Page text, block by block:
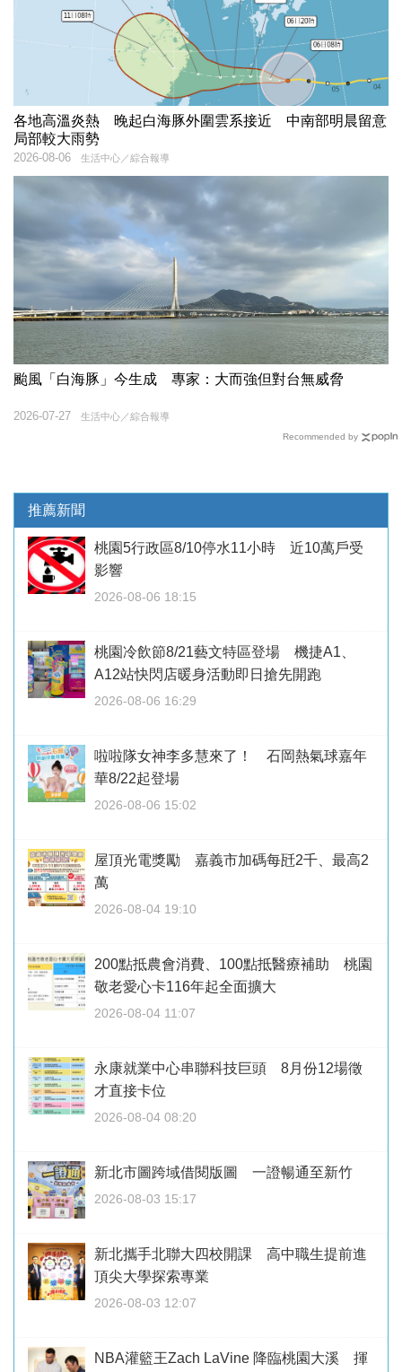
各地高溫炎熱 晚起白海豚外圍雲系接近 中南部明晨留意
局部較大雨勢
生活中心／綜合報導
2026-08-06
颱風「白海豚」今生成 專家：大而強但對台無威脅
生活中心／綜合報導
2026-07-27
Recommended by
推薦新聞
桃園5行政區8/10停水11小時 近10萬戶受
影響
2026-08-06 18:15
桃園冷飲節8/21藝文特區登場 機捷A1、
A12站快閃店暖身活動即日搶先開跑
2026-08-06 16:29
啦啦隊女神李多慧來了！ 石岡熱氣球嘉年
華8/22起登場
2026-08-06 15:02
屋頂光電獎勵 嘉義市加碼每瓩2千、最高2
萬
2026-08-04 19:10
200點抵農會消費、100點抵醫療補助 桃園
敬老愛心卡116年起全面擴大
2026-08-04 11:07
永康就業中心串聯科技巨頭 8月份12場徵
才直接卡位
2026-08-04 08:20
新北市圖跨域借閱版圖 一證暢通至新竹
2026-08-03 15:17
新北攜手北聯大四校開課 高中職生提前進
頂尖大學探索專業
2026-08-03 12:07
NBA灌籃王Zach LaVine 降臨桃園大溪 揮